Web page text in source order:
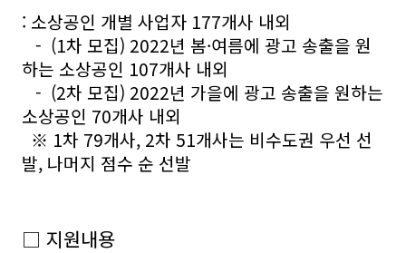
: 소상공인 개별 사업자 177개사 내외
- (1차 모집) 2022년 봄·여름에 광고 송출을 원
하는 소상공인 107개사 내외
- (2차 모집) 2022년 가을에 광고 송출을 원하는
소상공인 70개사 내외
※ 1차 79개사, 2차 51개사는 비수도권 우선 선
발, 나머지 점수 순 선발
□ 지원내용